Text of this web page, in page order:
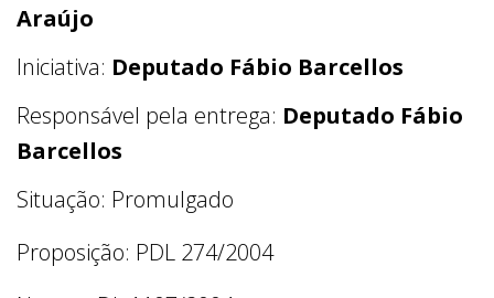
Araújo
Iniciativa: Deputado Fábio Barcellos
Responsável pela entrega: Deputado Fábio
Barcellos
Situação: Promulgado
Proposição: PDL 274/2004